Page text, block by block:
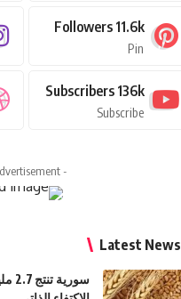
11.6k
Followers
Pin
136k
Subscribers
Subscribe
- Advertisement -
Latest News